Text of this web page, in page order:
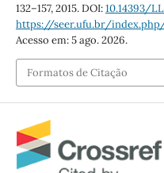
132–157, 2015. DOI:10.14393/
https://seer.ufu.br/
Acesso em: 5 ago. 2026.
Formatos de Citação